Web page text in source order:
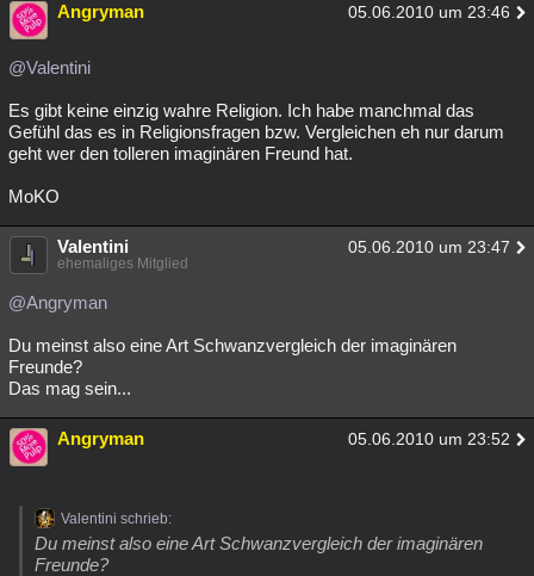
Angryman 05.06.2010 um 23:46
@Valentini
Es gibt keine einzig wahre Religion. Ich habe manchmal das
Gefühl das es in Religionsfragen bzw. Vergleichen eh nur darum
geht wer den tolleren imaginären Freund hat.
MoKO
Valentini 05.06.2010 um 23:47
ehemaliges Mitglied
@Angryman
Du meinst also eine Art Schwanzvergleich der imaginären
Freunde?
Das mag sein...
Angryman 05.06.2010 um 23:52
Valentini schrieb:
Du meinst also eine Art Schwanzvergleich der imaginären
Freunde?